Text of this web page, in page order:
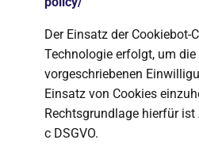
Der Einsatz der Cookiebot-
Technologie erfolgt, um
vorgeschriebenen
Einsatz von Cookies
Rechtsgrundlage hierfür ist
c DSGVO.